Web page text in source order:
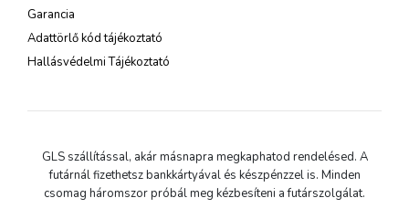
Garancia
Adattörlő kód tájékoztató
Hallásvédelmi Tájékoztató
GLS szállítással, akár másnapra megkaphatod rendelésed. A
futárnál fizethetsz bankkártyával és készpénzzel is. Minden
csomag háromszor próbál meg kézbesíteni a futárszolgálat.